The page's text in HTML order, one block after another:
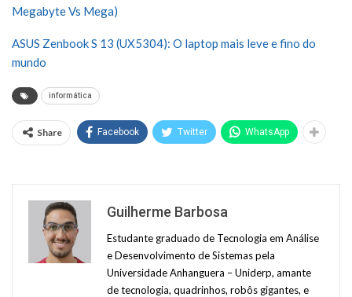
Megabyte Vs Mega)
ASUS Zenbook S 13 (UX5304): O laptop mais leve e fino do
mundo
informática
Share Facebook Twitter WhatsApp
Guilherme Barbosa
Estudante graduado de Tecnologia em Análise
e Desenvolvimento de Sistemas pela
Universidade Anhanguera – Uniderp, amante
de tecnologia, quadrinhos, robôs gigantes, e